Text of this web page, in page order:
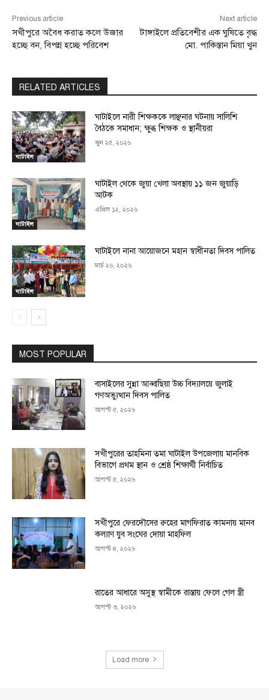
Previous article
সখীপুরে অবৈধ করাত কলে উজার
হচ্ছে বন, বিপন্ন হচ্ছে পরিবেশ
Next article
টাঙ্গাইলে প্রতিবেশীর এক ঘুষিতে বৃদ্ধ
মো. পাকিস্তান মিয়া খুন
RELATED ARTICLES
ঘাটাইল
ঘাটাইলে নারী শিক্ষককে লাঞ্ছনার ঘটনায় সালিশি
বৈঠকে সমাধান; ক্ষুব্ধ শিক্ষক ও স্থানীয়রা
জুন ২৫, ২০২৬
ঘাটাইল
ঘাটাইল থেকে জুয়া খেলা অবস্থায় ১১ জন জুয়াড়ি
আটক
এপ্রিল ১২, ২০২৬
ঘাটাইল
ঘাটাইলে নানা আয়োজনে মহান স্বাধীনতা দিবস পালিত
মার্চ ২৬, ২০২৬
MOST POPULAR
বাসাইলের সুন্না আব্বাছিয়া উচ্চ বিদ্যালয়ে জুলাই
গণঅভ্যুত্থান দিবস পালিত
আগস্ট ৫, ২০২৬
সখীপুরের তাহমিনা তমা ঘাটাইল উপজেলায় মানবিক
বিভাগে প্রথম স্থান ও শ্রেষ্ঠ শিক্ষার্থী নির্বাচিত
আগস্ট ৫, ২০২৬
সখীপুরে ফেরদৌসের রুহের মাগফিরাত কামনায় মানব
কল্যাণ যুব সংঘের দোয়া মাহফিল
আগস্ট ৪, ২০২৬
রাতের আধারে অসুস্থ স্বামীকে রাস্তায় ফেলে গেল স্ত্রী
আগস্ট ৩, ২০২৬
Load more